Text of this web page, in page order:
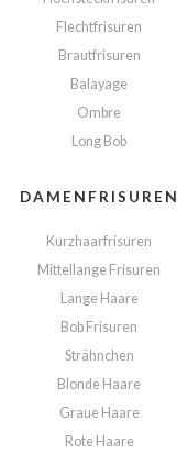
Flechtfrisuren
Brautfrisuren
Balayage
Ombre
Long Bob
DAMENFRISUREN
Kurzhaarfrisuren
Mittellange Frisuren
Lange Haare
Bob Frisuren
Strähnchen
Blonde Haare
Graue Haare
Rote Haare